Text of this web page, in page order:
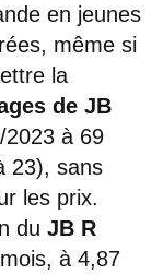
en jeunes
même si
la
de JB
à 69
23), sans
les prix.
du JB R
à 4,87